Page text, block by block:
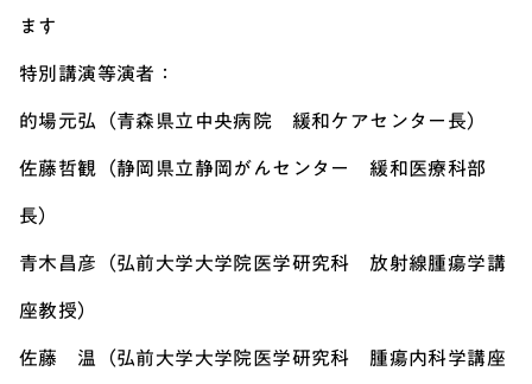
ます
特別講演等演者：
的場元弘（青森県立中央病院 緩和ケアセンター長）
佐藤哲観（静岡県立静岡がんセンター 緩和医療科部
長）
青木昌彦（弘前大学大学院医学研究科 放射線腫瘍学講
座教授）
佐藤 温（弘前大学大学院医学研究科 腫瘍内科学講座